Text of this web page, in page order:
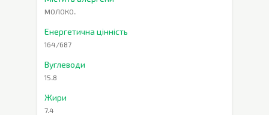
МОЛОКО.
Енергетична цінність
164/687
Вуглеводи
15.8
Жири
7.4